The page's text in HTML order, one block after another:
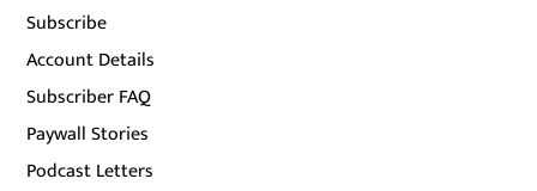
Subscribe
Account Details
Subscriber FAQ
Paywall Stories
Podcast Letters